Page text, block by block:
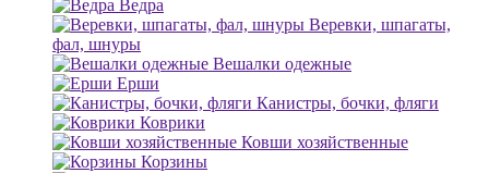
Ведра
Веревки, шпагаты,
фал, шнуры
Вешалки одежные
Ерши
Канистры, бочки, фляги
Коврики
Ковши хозяйственные
Корзины